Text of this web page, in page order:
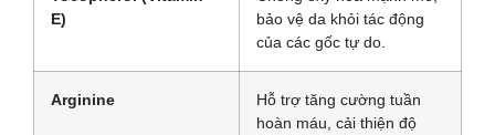
E)
bảo vệ da khỏi tác động
của các gốc tự do.
Arginine
Hỗ trợ tăng cường tuần
hoàn máu, cải thiện độ